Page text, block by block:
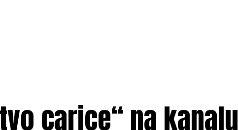
carice“ na kanalu